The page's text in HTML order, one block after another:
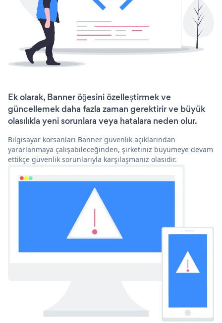
Ek olarak, Banner öğesini özelleştirmek ve
güncellemek daha fazla zaman gerektirir ve büyük
olasılıkla yeni sorunlara veya hatalara neden olur.
Bilgisayar korsanları Banner güvenlik açıklarından
yararlanmaya çalışabileceğinden, şirketiniz büyümeye devam
ettikçe güvenlik sorunlarıyla karşılaşmanız olasıdır.